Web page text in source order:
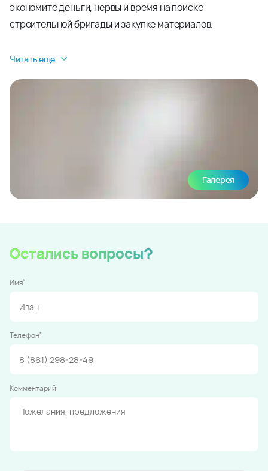
экономите деньги, нервы и время на поиске
строительной бригады и закупке материалов.
Читать еще
Галерея
Остались вопросы?
Имя*
Телефон*
Комментарий